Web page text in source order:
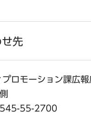
せ先
ロモーション課広報
55-2700